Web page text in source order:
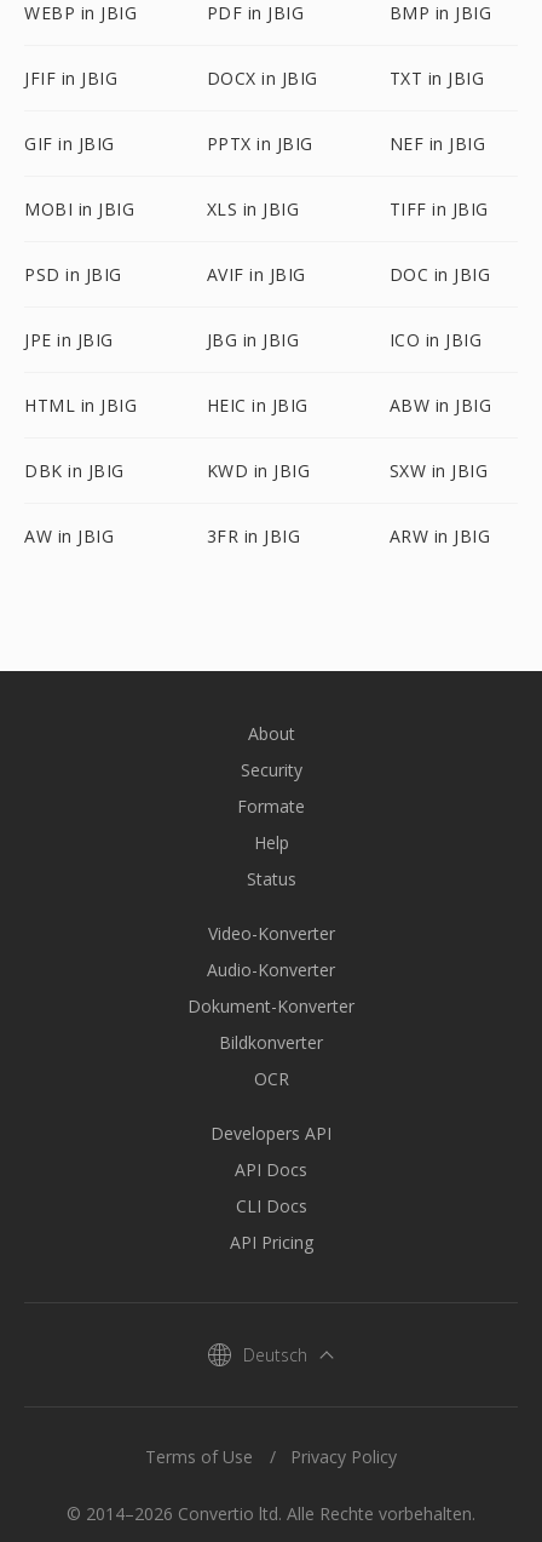
WEBP in JBIG PDF in JBIG BMP in JBIG
JFIF in JBIG DOCX in JBIG TXT in JBIG
GIF in JBIG PPTX in JBIG NEF in JBIG
MOBI in JBIG XLS in JBIG TIFF in JBIG
PSD in JBIG AVIF in JBIG DOC in JBIG
JPE in JBIG JBG in JBIG ICO in JBIG
HTML in JBIG HEIC in JBIG ABW in JBIG
DBK in JBIG KWD in JBIG SXW in JBIG
AW in JBIG 3FR in JBIG ARW in JBIG
About
Security
Formate
Help
Status
Video-Konverter
Audio-Konverter
Dokument-Konverter
Bildkonverter
OCR
Developers API
API Docs
CLI Docs
API Pricing
Deutsch
© 2014–2026 Convertio ltd. Alle Rechte vorbehalten.
Terms of Use Privacy Policy